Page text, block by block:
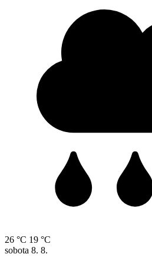
26 °C 19 °C
sobota 8. 8.